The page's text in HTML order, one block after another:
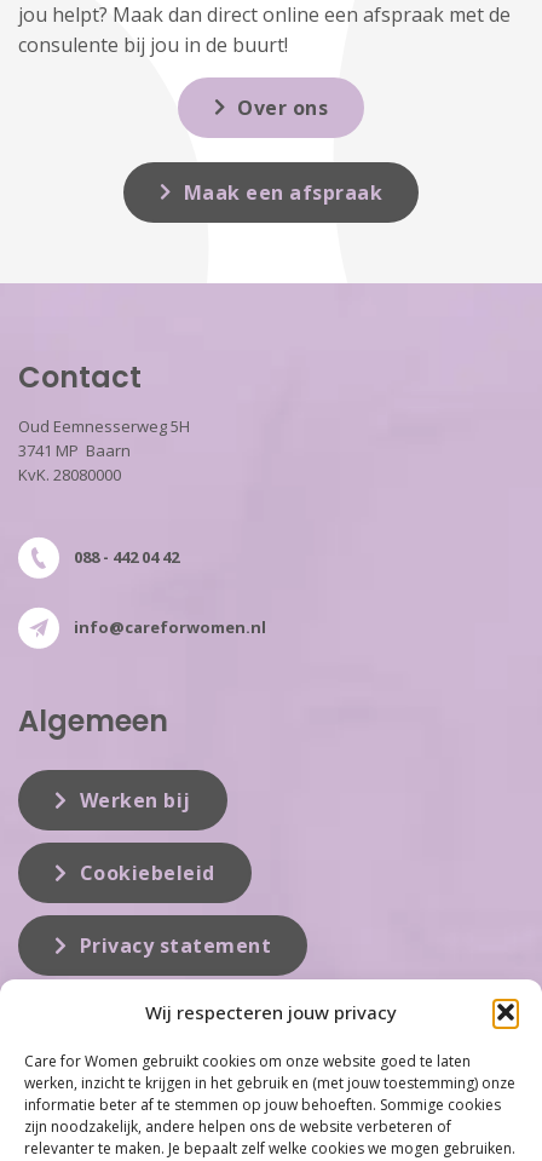
Wij respecteren jouw privacy
Care for Women gebruikt cookies om onze website goed te laten
werken, inzicht te krijgen in het gebruik en (met jouw toestemming) onze
informatie beter af te stemmen op jouw behoeften. Sommige cookies
zijn noodzakelijk, andere helpen ons de website verbeteren of
relevanter te maken. Je bepaalt zelf welke cookies we mogen gebruiken.
jou helpt? Maak dan direct online een afspraak met de
consulente bij jou in de buurt!
Over ons
Maak een afspraak
Contact
Oud Eemnesserweg 5H
3741 MP Baarn
KvK. 28080000
088 - 442 04 42
info@careforwomen.nl
Algemeen
Werken bij
Cookiebeleid
Privacy statement
Care for Women is de eerste organisatie die zich inzet op het gebied
van hormonale problemen bij vrouwen. Met ruim 100 locaties
behoort Care for Women tot één van de grootste organisaties op dit